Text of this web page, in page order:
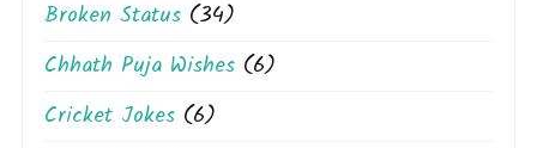
Broken Status (34)
Chhath Puja Wishes (6)
Cricket Jokes (6)